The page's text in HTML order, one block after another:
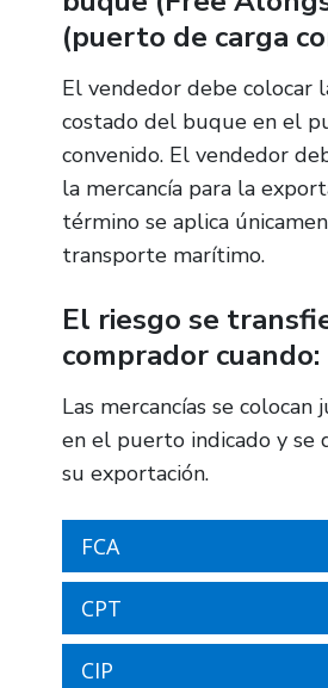
(puerto de carga
El vendedor debe colocar
costado del buque en el
convenido. El vendedor
la mercancía para la
término se aplica
transporte marítimo.
El riesgo se
comprador cuando:
Las mercancías se colocan
en el puerto indicado y se
su exportación.
FCA
CPT
CIP